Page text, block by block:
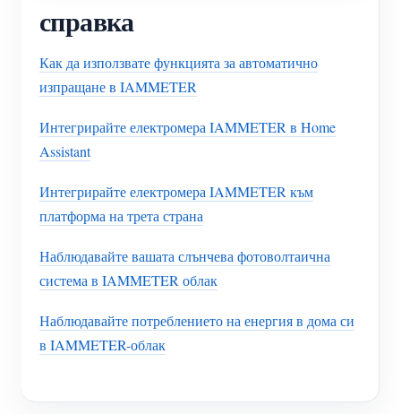
справка
Как да използвате функцията за автоматично
изпращане в IAMMETER
Интегрирайте електромера IAMMETER в Home
Assistant
Интегрирайте електромера IAMMETER към
платформа на трета страна
Наблюдавайте вашата слънчева фотоволтаична
система в IAMMETER облак
Наблюдавайте потреблението на енергия в дома си
в IAMMETER-облак